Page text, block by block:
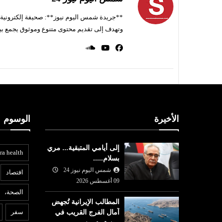
**جريدة شمس اليوم نيوز**: صحيفة إلكترونية
وتهدف إلى تقديم محتوى متنوع وموثوق يجمع
الأخيرة
إلى أيامي المتبقية... مري
بسلام.....
شمس اليوم نيوز 24
09 أغسطس 2026
المطالب الإيرانية تُجهض
آمال الفرج القريب في
الوسوم
health
افتصاد
الصحة،
سفر
عربي ودولي